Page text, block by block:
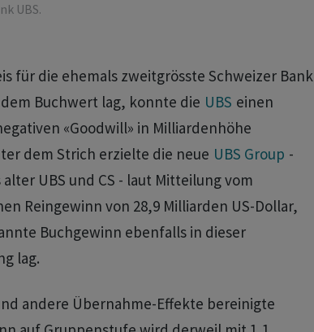
UBS.
für die ehemals zweitgrösste Schweizer Bank
Buchwert lag, konnte die UBS einen
«Goodwill» in Milliardenhöhe
dem Strich erzielte die neue UBS Group -
UBS und CS - laut Mitteilung vom
Reingewinn von 28,9 Milliarden US-Dollar,
Buchgewinn ebenfalls in dieser
lag.
andere Übernahme-Effekte bereinigte